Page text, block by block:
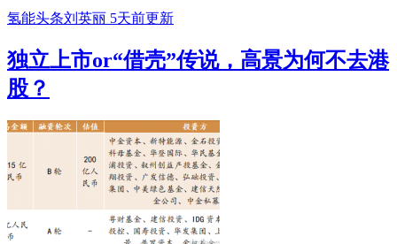
氢能头条刘英丽 5天前更新
独立上市or“借壳”传说，高景为何不去港
股？